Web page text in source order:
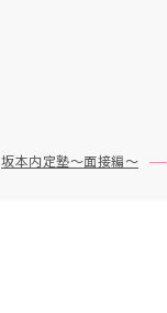
坂本内定塾～面接編～